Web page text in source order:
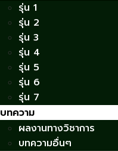
รุ่น 1
รุ่น 2
รุ่น 3
รุ่น 4
รุ่น 5
รุ่น 6
รุ่น 7
บทความ
ผลงานทางวิชาการ
บทความอื่นๆ